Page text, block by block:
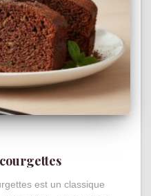
est un classique